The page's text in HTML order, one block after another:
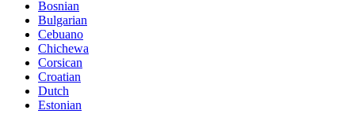
Bosnian
Bulgarian
Cebuano
Chichewa
Corsican
Croatian
Dutch
Estonian